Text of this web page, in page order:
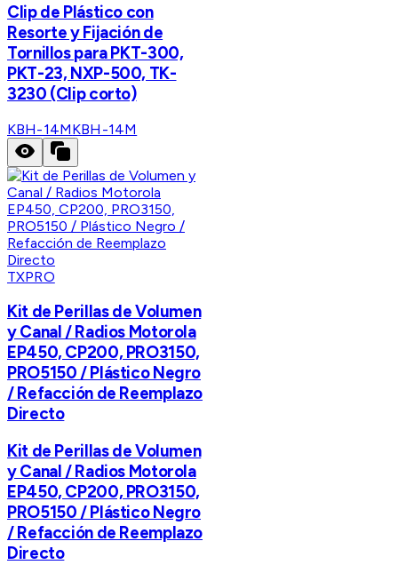
Clip de Plástico con
Resorte y Fijación de
Tornillos para PKT-300,
PKT-23, NXP-500, TK-
3230 (Clip corto)
KBH-14MKBH-14M
TXPRO
Kit de Perillas de Volumen
y Canal / Radios Motorola
EP450, CP200, PRO3150,
PRO5150 / Plástico Negro
/ Refacción de Reemplazo
Directo
Kit de Perillas de Volumen
y Canal / Radios Motorola
EP450, CP200, PRO3150,
PRO5150 / Plástico Negro
/ Refacción de Reemplazo
Directo